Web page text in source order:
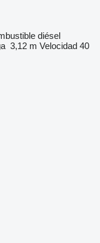
diésel
3,12 m Velocidad 40